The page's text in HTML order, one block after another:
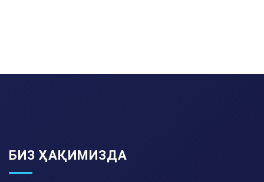
БИЗ ҲАҚИМИЗДА